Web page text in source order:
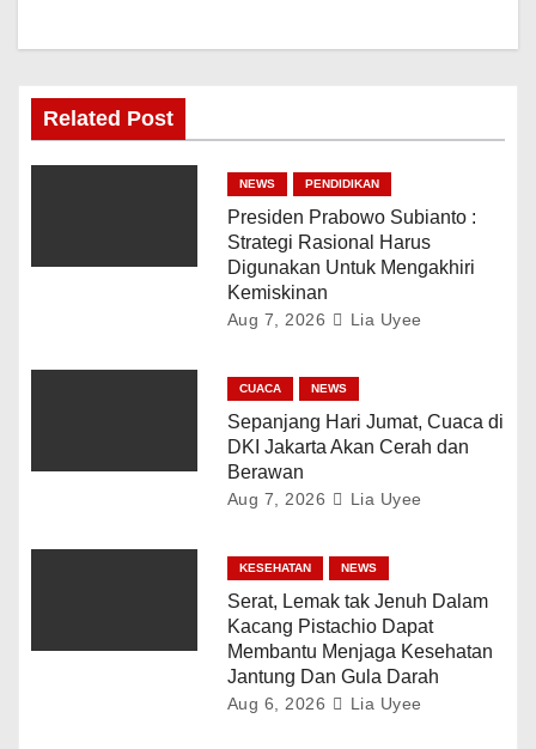
Related Post
NEWS PENDIDIKAN
Presiden Prabowo Subianto :
Strategi Rasional Harus
Digunakan Untuk Mengakhiri
Kemiskinan
Aug 7, 2026 Lia Uyee
CUACA NEWS
Sepanjang Hari Jumat, Cuaca di
DKI Jakarta Akan Cerah dan
Berawan
Aug 7, 2026 Lia Uyee
KESEHATAN NEWS
Serat, Lemak tak Jenuh Dalam
Kacang Pistachio Dapat
Membantu Menjaga Kesehatan
Jantung Dan Gula Darah
Aug 6, 2026 Lia Uyee